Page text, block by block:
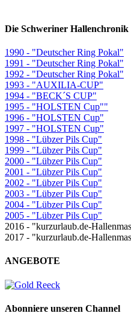
Die Schweriner Hallenchronik
1990 - "Deutscher Ring Pokal"
1991 - "Deutscher Ring Pokal"
1992 - "Deutscher Ring Pokal"
1993 - "AUXILIA-CUP"
1994 - "BECK´S CUP"
1995 - "HOLSTEN Cup""
1996 - "HOLSTEN Cup"
1997 - "HOLSTEN Cup"
1998 - "Lübzer Pils Cup"
1999 - "Lübzer Pils Cup"
2000 - "Lübzer Pils Cup"
2001 - "Lübzer Pils Cup"
2002 - "Lübzer Pils Cup"
2003 - "Lübzer Pils Cup"
2004 - "Lübzer Pils Cup"
2005 - "Lübzer Pils Cup"
2016 - "kurzurlaub.de-
2017 - "kurzurlaub.de-
ANGEBOTE
Abonniere unseren Channel